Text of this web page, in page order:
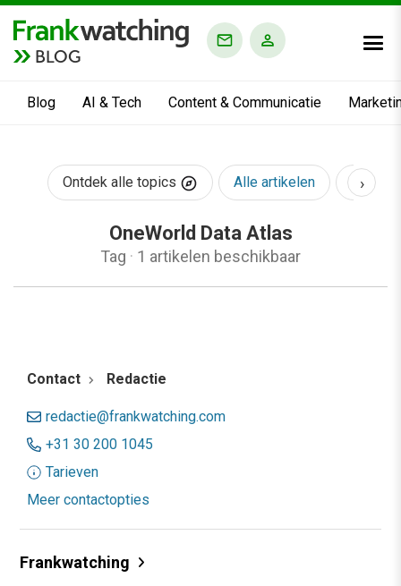
BLOG
Blog AI & Tech Content & Communicatie
Ontdek alle topics Alle artikelen AI &
›
OneWorld Data Atlas
Tag · 1 artikelen beschikbaar
Contact Redactie
redactie@frankwatching.com
+31 30 200 1045
Tarieven
Meer contactopties
Frankwatching